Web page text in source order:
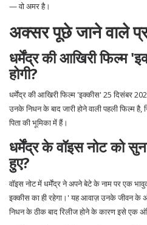
— वो अमर है।
अक्सर पूछे जाने वाले
धर्मेंद्र की आखिरी फिल्म
होगी?
धर्मेंद्र की आखिरी फिल्म 'इक्कीस' 25 दिसंबर
उनके निधन के बाद जारी होने वाली पहली
पिता की भूमिका में हैं।
धर्मेंद्र के वॉइस नोट को
हुए?
वॉइस नोट में धर्मेंद्र ने अपने बेटे के नाम पर एक
इक्कीस का ही रहेगा।' यह आवाज़ उनके जीवन के
निधन के ठीक बाद रिलीज होने के कारण इसे एक